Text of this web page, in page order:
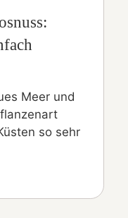
Meer und
so sehr